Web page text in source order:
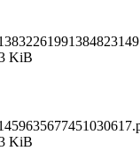
KiB
KiB